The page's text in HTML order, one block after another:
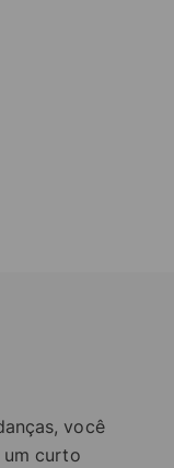
você
curto